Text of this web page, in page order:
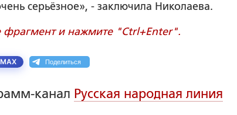
серьёзное», - заключила Николаева.
фрагмент и нажмите "Ctrl+Enter".
Поделиться
канал Русская народная линия